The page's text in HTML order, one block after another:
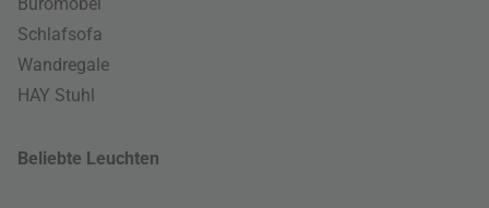
Schlafsofa
Wandregale
HAY Stuhl
Beliebte Leuchten